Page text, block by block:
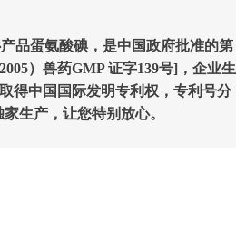
品蛋氨酸碘，是中国政府批准的第
）兽药GMP 证字139号]，企业生
得中国国际发明专利权，专利号分
生产，让您特别放心。